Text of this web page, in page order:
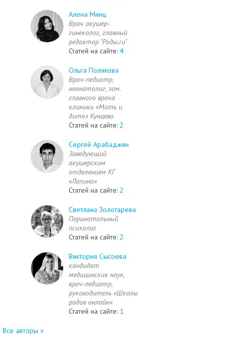
Алена Минц
Врач акушер-
гинеколог, главный
редактор "Роды.ru"
Статей на сайте: 4
Ольга Полякова
Врач-педиатр,
неонатолог, зам.
главного врача
клиники «Мать и
дитя» Кунцево
Статей на сайте: 2
Сергей Арабаджян
Заведующий
акушерским
отделением КГ
«Лапино»
Статей на сайте: 2
Светлана Золотарева
Перинатальный
психолог
Статей на сайте: 2
Виктория Сысоева
кандидат
медицинских наук,
врач-педиатр,
руководитель «Школы
родов онлайн»
Статей на сайте: 1
Все авторы »